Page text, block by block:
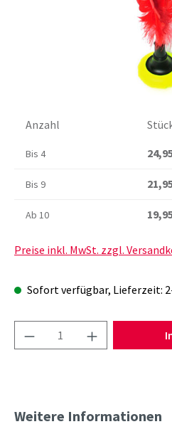
Anzahl
Bis 4
Bis 9
Ab 10
Preise inkl. MwSt. zzgl.
Sofort verfügbar, Lieferzeit:
Produkt Anzahl: Gib
Weitere Informationen